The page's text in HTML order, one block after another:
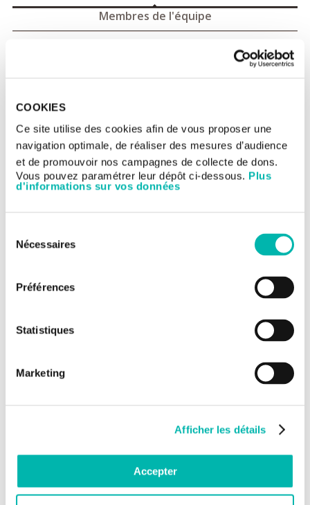
COOKIES
Ce site utilise des cookies afin de vous proposer une
navigation optimale, de réaliser des mesures d’audience
et de promouvoir nos campagnes de collecte de dons.
Vous pouvez paramétrer leur dépôt ci-dessous. Plus
d'informations sur vos données
Nécessaires
Préférences
Statistiques
Marketing
Afficher les détails
Accepter
Membres de l'équipe
Publications Oncostat 2022 (document PDF)
Publications Oncostat 2021 (document PDF)
Publications Oncostat 2020 (document PDF)
Routines statistiques développées par l’équipe :
Brard C, Le Teuff G, Le Deley MC, Hampson LV. Bayesian
survival analysis in clinical trials: What methods are used in